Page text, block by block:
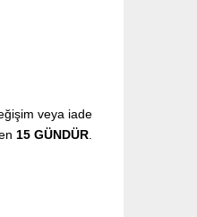
veya iade
15 GÜNDÜR